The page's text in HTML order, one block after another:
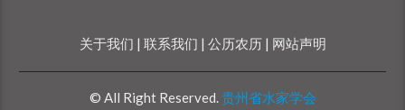
关于我们 | 联系我们 | 公历农历 | 网站声明
© All Right Reserved.贵州省水家学会